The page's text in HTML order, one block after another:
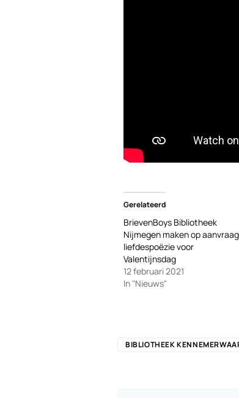
Gerelateerd
BrievenBoys Bibliotheek
Nijmegen maken op aanvraag
liefdespoëzie voor
Valentijnsdag
12 februari 2021
In "Nieuws"
BIBLIOTHEEK